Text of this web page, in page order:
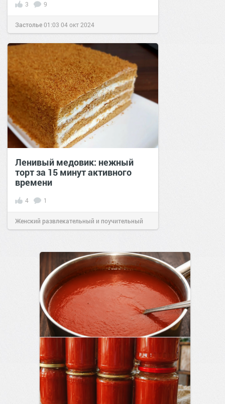
3 9
Застолье01:03 04 окт 2024
Ленивый медовик: нежный
торт за 15 минут активного
времени
4 1
Женский развлекательный и поучительный